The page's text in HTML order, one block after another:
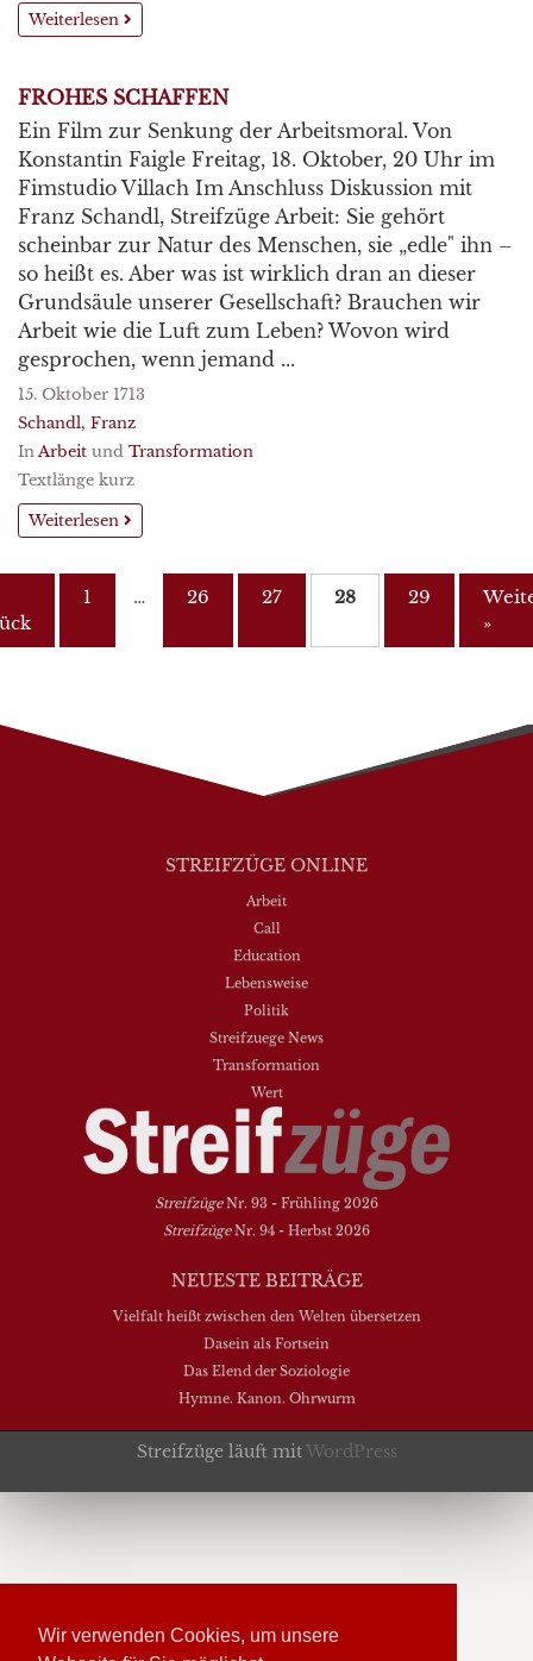
Wir verwenden Cookies, um unsere
Weiterlesen
FROHES SCHAFFEN
Ein Film zur Senkung der Arbeitsmoral. Von
Konstantin Faigle Freitag, 18. Oktober, 20 Uhr im
Fimstudio Villach Im Anschluss Diskussion mit
Franz Schandl, Streifzüge Arbeit: Sie gehört
scheinbar zur Natur des Menschen, sie „edle" ihn –
so heißt es. Aber was ist wirklich dran an dieser
Grundsäule unserer Gesellschaft? Brauchen wir
Arbeit wie die Luft zum Leben? Wovon wird
gesprochen, wenn jemand ...
15. Oktober 1713
Schandl, Franz
In Arbeit und Transformation
Textlänge kurz
Weiterlesen
1 … 26 27 28 29
»
STREIFZÜGE ONLINE
Arbeit
Call
Education
Lebensweise
Politik
Streifzuege News
Transformation
Wert
StreifzügeNr. 93 - Frühling 2026
StreifzügeNr. 94 - Herbst 2026
NEUESTE BEITRÄGE
Vielfalt heißt zwischen den Welten übersetzen
Dasein als Fortsein
Das Elend der Soziologie
Hymne. Kanon. Ohrwurm
Streifzüge läuft mitWordPress